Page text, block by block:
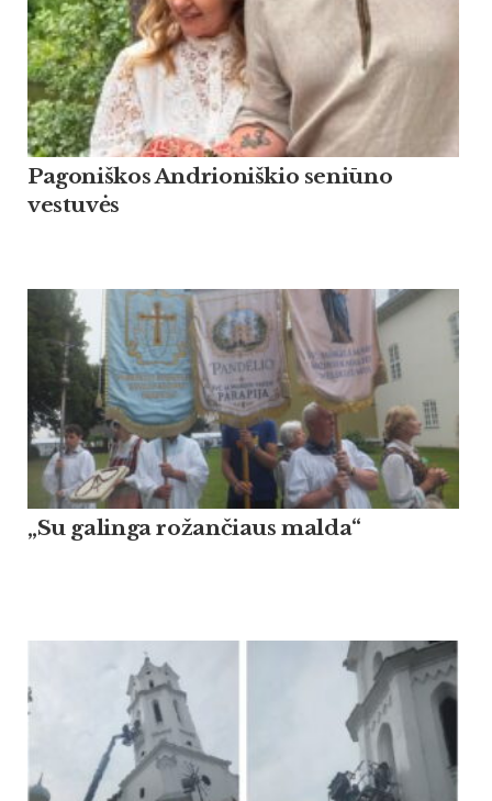
Pagoniškos Andrioniškio seniūno
vestuvės
„Su galinga rožančiaus malda“